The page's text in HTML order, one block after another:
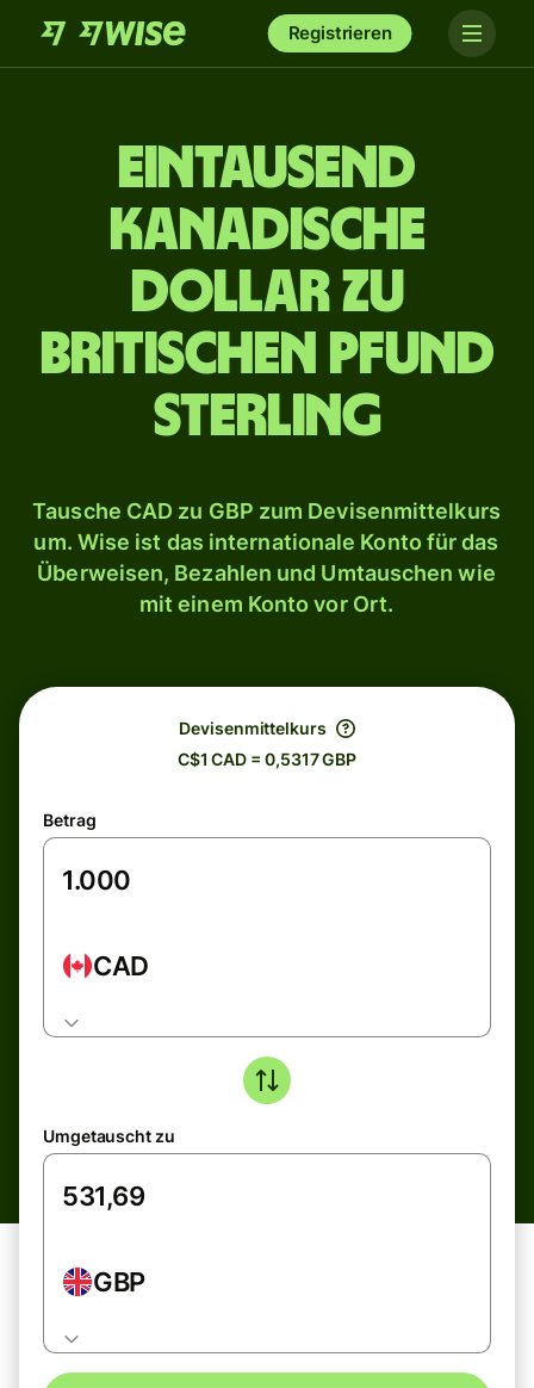
Registrieren
ein­tausend
kanadische
Dollar zu
britischen Pfund
Sterling
Tausche CAD zu GBP zum Devisenmittelkurs
um. Wise ist das internationale Konto für das
Überweisen, Bezahlen und Umtauschen wie
mit einem Konto vor Ort.
Devisenmittelkurs
C$1 CAD = 0,5317 GBP
Betrag
CAD
Umgetauscht zu
GBP